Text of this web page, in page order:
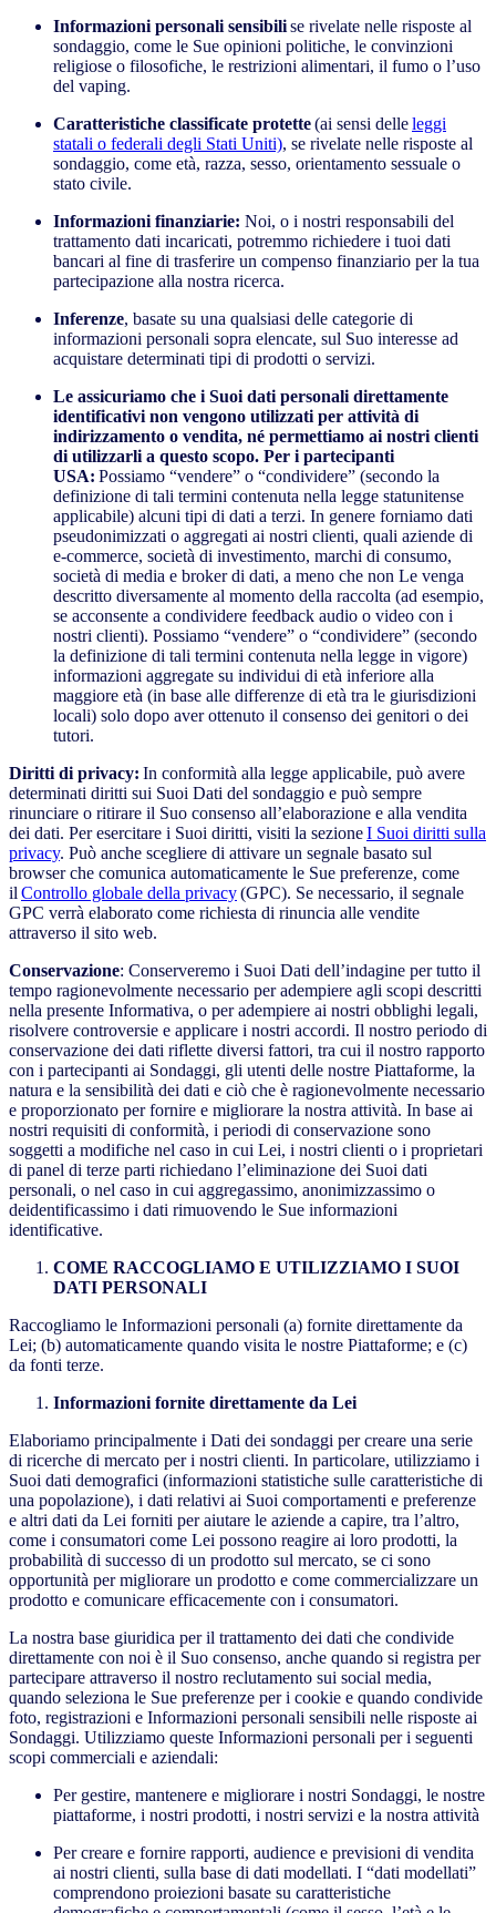
Informazioni personali sensibilise rivelate nelle risposte al
sondaggio, come le Sue opinioni politiche, le convinzioni
religiose o filosofiche, le restrizioni alimentari, il fumo o l’uso
del vaping.
Caratteristiche classificate protette(ai sensi delleleggi
statali o federali degli Stati Uniti), se rivelate nelle risposte al
sondaggio, come età, razza, sesso, orientamento sessuale o
stato civile.
Informazioni finanziarie: Noi, o i nostri responsabili del
trattamento dati incaricati, potremmo richiedere i tuoi dati
bancari al fine di trasferire un compenso finanziario per la tua
partecipazione alla nostra ricerca.
Inferenze, basate su una qualsiasi delle categorie di
informazioni personali sopra elencate, sul Suo interesse ad
acquistare determinati tipi di prodotti o servizi.
Le assicuriamo che i Suoi dati personali direttamente
identificativi non vengono utilizzati per attività di
indirizzamento o vendita, né permettiamo ai nostri clienti
di utilizzarli a questo scopo. Per i partecipanti
USA: Possiamo “vendere” o “condividere” (secondo la
definizione di tali termini contenuta nella legge statunitense
applicabile) alcuni tipi di dati a terzi. In genere forniamo dati
pseudonimizzati o aggregati ai nostri clienti, quali aziende di
e-commerce, società di investimento, marchi di consumo,
società di media e broker di dati, a meno che non Le venga
descritto diversamente al momento della raccolta (ad esempio,
se acconsente a condividere feedback audio o video con i
nostri clienti). Possiamo “vendere” o “condividere” (secondo
la definizione di tali termini contenuta nella legge in vigore)
informazioni aggregate su individui di età inferiore alla
maggiore età (in base alle differenze di età tra le giurisdizioni
locali) solo dopo aver ottenuto il consenso dei genitori o dei
tutori.
Diritti di privacy: In conformità alla legge applicabile, può avere
determinati diritti sui Suoi Dati del sondaggio e può sempre
rinunciare o ritirare il Suo consenso all’elaborazione e alla vendita
dei dati. Per esercitare i Suoi diritti, visiti la sezioneI Suoi diritti sulla
privacy. Può anche scegliere di attivare un segnale basato sul
browser che comunica automaticamente le Sue preferenze, come
il Controllo globale della privacy(GPC). Se necessario, il segnale
GPC verrà elaborato come richiesta di rinuncia alle vendite
attraverso il sito web.
Conservazione: Conserveremo i Suoi Dati dell’indagine per tutto il
tempo ragionevolmente necessario per adempiere agli scopi descritti
nella presente Informativa, o per adempiere ai nostri obblighi legali,
risolvere controversie e applicare i nostri accordi. Il nostro periodo di
conservazione dei dati riflette diversi fattori, tra cui il nostro rapporto
con i partecipanti ai Sondaggi, gli utenti delle nostre Piattaforme, la
natura e la sensibilità dei dati e ciò che è ragionevolmente necessario
e proporzionato per fornire e migliorare la nostra attività. In base ai
nostri requisiti di conformità, i periodi di conservazione sono
soggetti a modifiche nel caso in cui Lei, i nostri clienti o i proprietari
di panel di terze parti richiedano l’eliminazione dei Suoi dati
personali, o nel caso in cui aggregassimo, anonimizzassimo o
deidentificassimo i dati rimuovendo le Sue informazioni
identificative.
COME RACCOGLIAMO E UTILIZZIAMO I SUOI
DATI PERSONALI
Raccogliamo le Informazioni personali (a) fornite direttamente da
Lei; (b) automaticamente quando visita le nostre Piattaforme; e (c)
da fonti terze.
Informazioni fornite direttamente da Lei
Elaboriamo principalmente i Dati dei sondaggi per creare una serie
di ricerche di mercato per i nostri clienti. In particolare, utilizziamo i
Suoi dati demografici (informazioni statistiche sulle caratteristiche di
una popolazione), i dati relativi ai Suoi comportamenti e preferenze
e altri dati da Lei forniti per aiutare le aziende a capire, tra l’altro,
come i consumatori come Lei possono reagire ai loro prodotti, la
probabilità di successo di un prodotto sul mercato, se ci sono
opportunità per migliorare un prodotto e come commercializzare un
prodotto e comunicare efficacemente con i consumatori.
La nostra base giuridica per il trattamento dei dati che condivide
direttamente con noi è il Suo consenso, anche quando si registra per
partecipare attraverso il nostro reclutamento sui social media,
quando seleziona le Sue preferenze per i cookie e quando condivide
foto, registrazioni e Informazioni personali sensibili nelle risposte ai
Sondaggi. Utilizziamo queste Informazioni personali per i seguenti
scopi commerciali e aziendali:
Per gestire, mantenere e migliorare i nostri Sondaggi, le nostre
piattaforme, i nostri prodotti, i nostri servizi e la nostra attività
Per creare e fornire rapporti, audience e previsioni di vendita
ai nostri clienti, sulla base di dati modellati. I “dati modellati”
comprendono proiezioni basate su caratteristiche